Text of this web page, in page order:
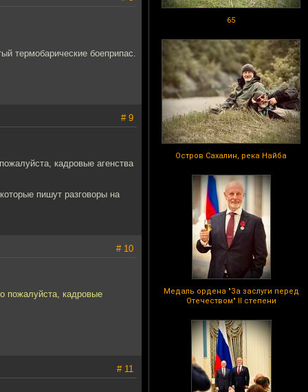
65
Остров Сахалин, река Найба
Медаль ордена "За заслуги перед
Отечеством" II степени
термобарические боеприпас.
# 9
кадровые агенства
пишут разговоры на
# 10
пожалуйста, кадровые
# 11